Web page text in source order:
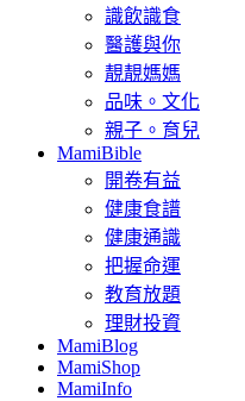
識飲識食
醫護與你
靚靚媽媽
品味。文化
親子。育兒
MamiBible
開卷有益
健康食譜
健康通識
把握命運
教育放題
理財投資
MamiBlog
MamiShop
MamiInfo